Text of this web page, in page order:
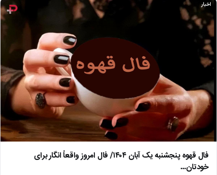
اخبار
فال قهوه پنجشنبه یک آبان ۱۴۰۴/ فال امروز واقعاً انگار برای
خودتان…